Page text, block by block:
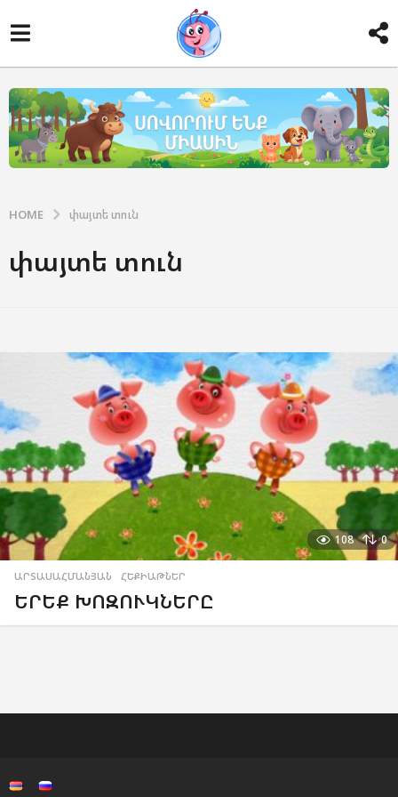
HOME փայտե տուն
փայտե տուն
108 0
ԱՐՏԱՍԱՀՄԱՆՅԱՆ ,ՀԵՔԻԱԹՆԵՐ
ԵՐԵՔ ԽՈԶՈՒԿՆԵՐԸ